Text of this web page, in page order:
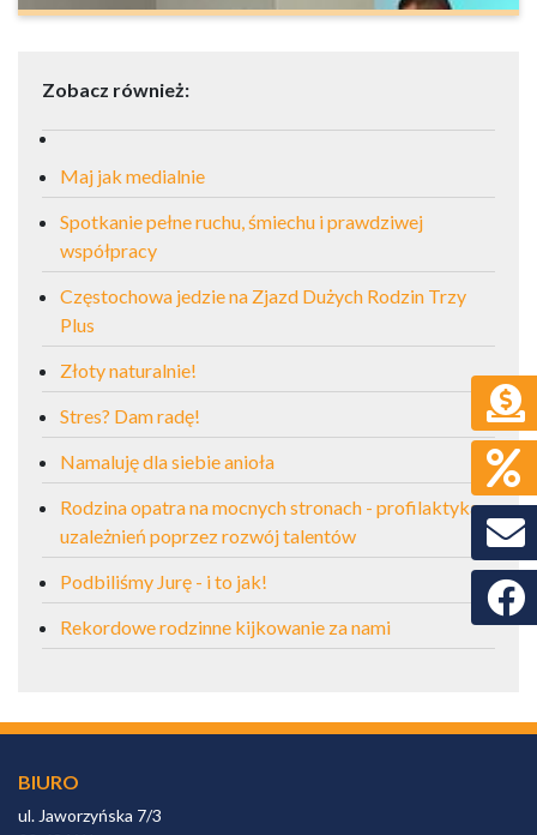
Zobacz również:
Maj jak medialnie
Spotkanie pełne ruchu, śmiechu i prawdziwej
współpracy
Częstochowa jedzie na Zjazd Dużych Rodzin Trzy
Plus
Złoty naturalnie!
Stres? Dam radę!
Namaluję dla siebie anioła
Rodzina opatra na mocnych stronach - profilaktyka
uzależnień poprzez rozwój talentów
Podbiliśmy Jurę - i to jak!
Rekordowe rodzinne kijkowanie za nami
BIURO
ul. Jaworzyńska 7/3